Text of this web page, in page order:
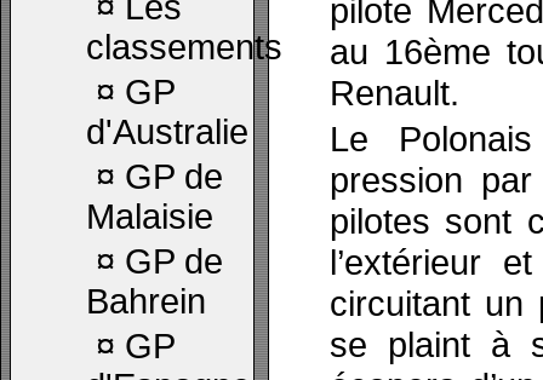
classements
¤ GP
d'Australie
¤ GP de
Malaisie
¤ GP de
Bahrein
¤ GP
pilote
au 16ème
Renault.
Le
pression
pilotes sont
l’extérieur
circuitant un
se plaint à